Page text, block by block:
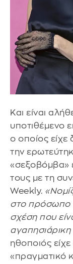
Και είναι
υποτιθέμενο
ο οποίος είχε
την
«σεξοβόμβα»
τους με τη
Weekly.
στο πρόσωπο
σχέση που
αγαπησιάρικη
ηθοποιός
«πραγματικό